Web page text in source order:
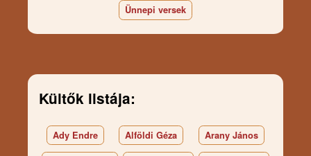
Ünnepi versek
Kültők listája:
Ady Endre Alföldi Géza Arany János